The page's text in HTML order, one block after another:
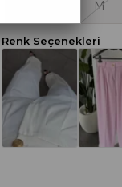
M
Renk Seçenekleri